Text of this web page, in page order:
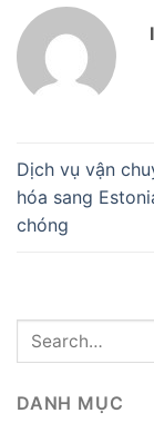
Dịch vụ vận
hóa sang
chóng
DANH MỤC